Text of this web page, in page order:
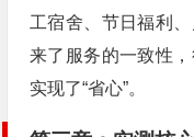
工宿舍、节日福利
来了服务的一致性
实现了“省心”。